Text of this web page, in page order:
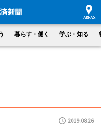
暮らす・働く 学ぶ・知る
2019.08.26